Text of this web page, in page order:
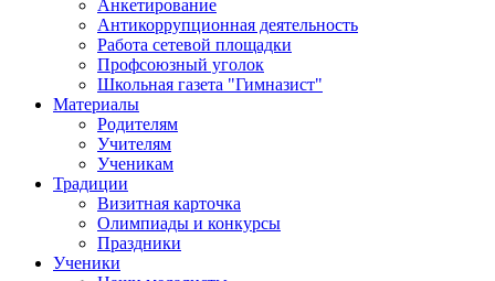
Анкетирование
Антикоррупционная деятельность
Работа сетевой площадки
Профсоюзный уголок
Школьная газета "Гимназист"
Материалы
Родителям
Учителям
Ученикам
Традиции
Визитная карточка
Олимпиады и конкурсы
Праздники
Ученики